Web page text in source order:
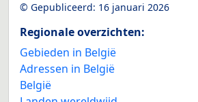
© Gepubliceerd: 16 januari 2026
Regionale overzichten:
Gebieden in België
Adressen in België
België